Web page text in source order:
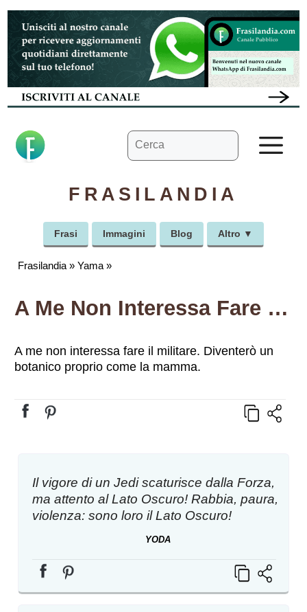
Vai
contenuto
Ricerca
per:
FRASILANDIA
Frasi Immagini Blog Altro ▼
Frasilandia »Yama »
A Me Non Interessa Fare Il Militare. Diventerò Un Botanico Proprio Come La Mamma.
A me non interessa fare il militare. Diventerò un
botanico proprio come la mamma.
Il vigore di un Jedi scaturisce dalla Forza,
ma attento al Lato Oscuro! Rabbia, paura,
violenza: sono loro il Lato Oscuro!
YODA